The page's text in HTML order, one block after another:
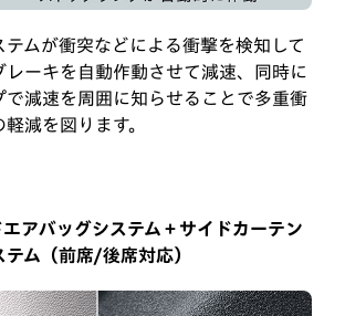
テムが衝突などによる衝撃を検知して
レーキを自動作動させて減速、同時に
で減速を周囲に知らせることで多重衝
減を図ります。
アバッグシステム＋サイドカーテン
ム（前席/後席対応）